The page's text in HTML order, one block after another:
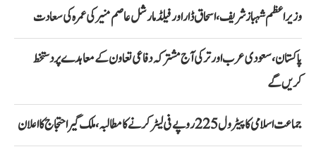
وزیراعظم شہباز شریف، اسحاق ڈار اور فیلڈ مارشل عاصم منیر کی عمرہ کی سعادت
پاکستان، سعودی عرب اور ترکی آج مشترکہ دفاعی تعاون کے معاہدے پر دستخط
کریں گے
جماعت اسلامی کا پیٹرول 225 روپے فی لیٹر کرنے کا مطالبہ، ملک گیر احتجاج کا اعلان